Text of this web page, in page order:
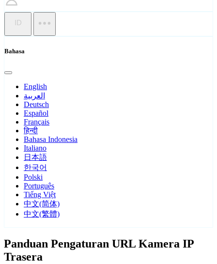
ID
Bahasa
English
العربية
Deutsch
Español
Français
हिन्दी
Bahasa Indonesia
Italiano
日本語
한국어
Polski
Português
Tiếng Việt
中文(简体)
中文(繁體)
Panduan Pengaturan URL Kamera IP
Trasera